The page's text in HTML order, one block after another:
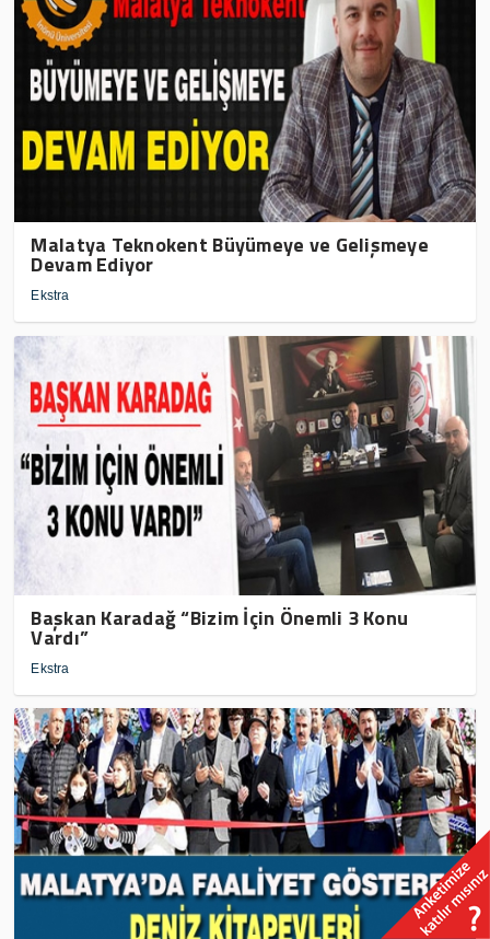
Malatya Teknokent Büyümeye ve Gelişmeye
Devam Ediyor
Ekstra
Başkan Karadağ “Bizim İçin Önemli 3 Konu
Vardı”
Ekstra